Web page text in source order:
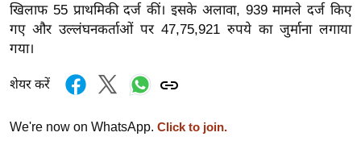
ग
त
ऑ
टो
र्ल्ड
खिलाफ 55 प्राथमिकी दर्ज कीं। इसके अलावा, 939 मामले दर्ज किए
गए और उल्लंघनकर्ताओं पर 47,75,921 रुपये का जुर्माना लगाया
गया।
शेयर करें
We're now on WhatsApp. Click to join.